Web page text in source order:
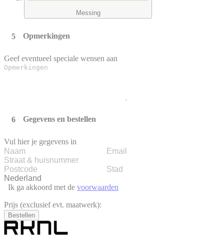
Messing
Opmerkingen
Geef eventueel speciale wensen aan
Gegevens en bestellen
Vul hier je gegevens in
Ik ga akkoord met de voorwaarden
Prijs (exclusief evt. maatwerk):
Bestellen